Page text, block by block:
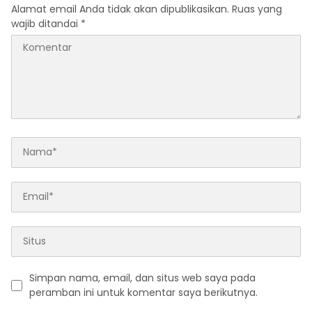
Alamat email Anda tidak akan dipublikasikan. Ruas yang
wajib ditandai *
Simpan nama, email, dan situs web saya pada
peramban ini untuk komentar saya berikutnya.